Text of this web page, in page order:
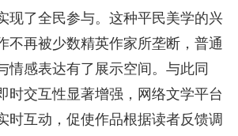
现了全民参与。这种平民美学的兴
不再被少数精英作家所垄断，普通
情感表达有了展示空间。与此同
时交互性显著增强，网络文学平台
时互动，促使作品根据读者反馈调